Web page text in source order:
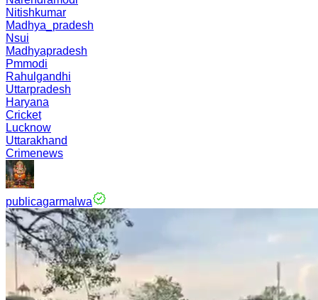
Nitishkumar
Madhya_pradesh
Nsui
Madhyapradesh
Pmmodi
Rahulgandhi
Uttarpradesh
Haryana
Cricket
Lucknow
Uttarakhand
Crimenews
publicagarmalwa